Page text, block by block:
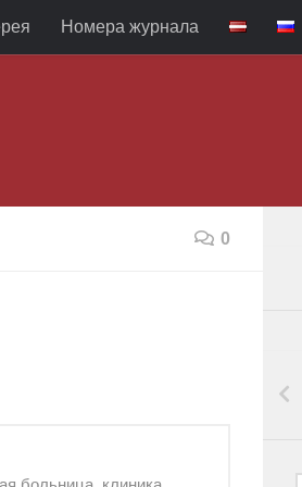
Номера журнала
0